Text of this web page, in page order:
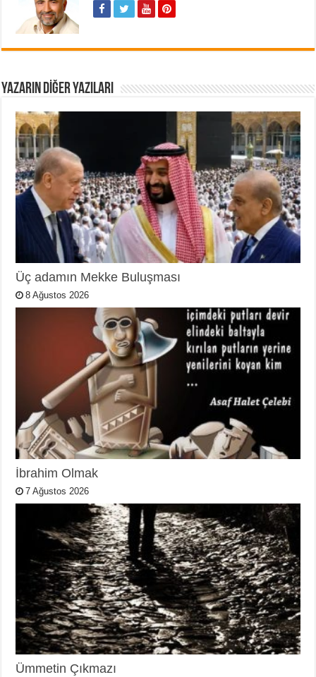
YAZARIN DIĞER YAZILARI
Üç adamın Mekke Buluşması
8 Ağustos 2026
İbrahim Olmak
7 Ağustos 2026
Ümmetin Çıkmazı